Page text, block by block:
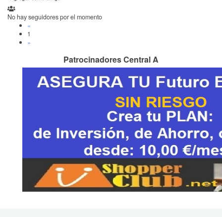
No hay seguidores por el momento
«
1
»
Patrocinadores Central A